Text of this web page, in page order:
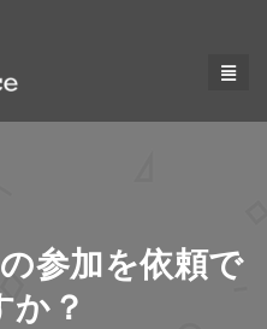
参加を依頼で
か？